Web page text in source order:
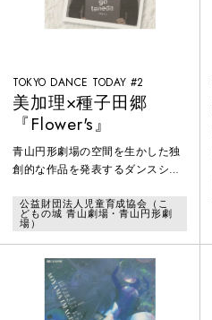
TOKYO DANCE TODAY #2
美加理×種子田郷
『Flower's』
青山円形劇場の空間を生かした独
創的な作品を発表するダンスシリ
第２弾。「ク・ナウカ シアターカ
ンパニー」の中心メンバーだった
俳優の美加理による舞と、サウン
ドアートユニット「project
suara」主宰の種子田郷による音楽
が融合するパフォーマンス。
公益財団法人児童育成協会（こ
どもの城 青山劇場・青山円形劇
場）